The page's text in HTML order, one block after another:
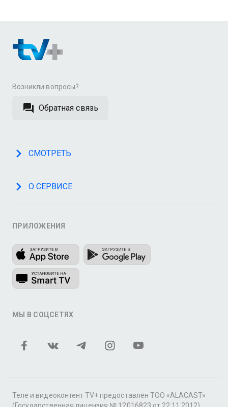
Возникли вопросы?
Обратная связь
СМОТРЕТЬ
О СЕРВИСЕ
ПРИЛОЖЕНИЯ
МЫ В СОЦСЕТЯХ
Теле и видеоконтент TV+ предоставлен ТОО «ALACAST»